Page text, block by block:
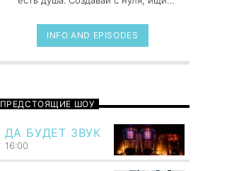
послушай, чем дышит реальный
мир.
INFO AND EPISODES
ПРЕДСТОЯЩИЕ ШОУ
ДА БУДЕТ ЗВУК
16:00